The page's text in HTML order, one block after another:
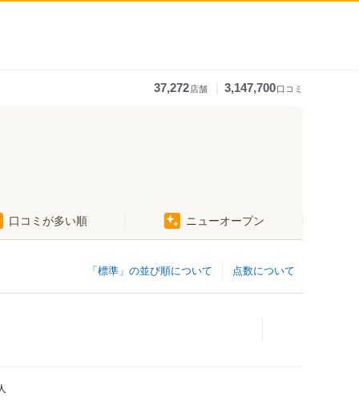
37,272店舗 3,147,700口コミ
口コミが多い順 ニューオープン
点数について
「標準」の並び順について